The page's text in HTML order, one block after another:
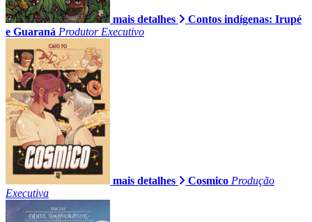
mais detalhes
Contos indígenas: Irupé
e Guaraná Produtor Executivo
mais detalhes Cosmico Produção
Executiva